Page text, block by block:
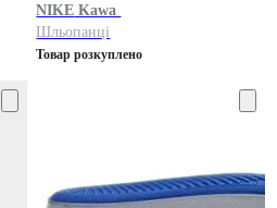
NIKE Kawa
Шльопанці
Товар розкуплено